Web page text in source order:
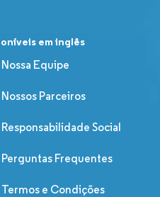
em inglês
Nossa Equipe
Nossos Parceiros
Responsabilidade Social
Perguntas Frequentes
Termos e Condições